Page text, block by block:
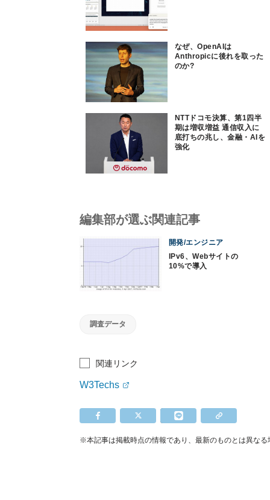
なぜ、OpenAIは
Anthropicに後れを取った
のか?
NTTドコモ決算、第1四半
期は増収増益 通信収入に
底打ちの兆し、金融・AIを
強化
編集部が選ぶ関連記事
開発/エンジニア
IPv6、Webサイトの
10%で導入
調査データ
関連リンク
W3Techs
※本記事は掲載時点の情報であり、最新のものとは異な